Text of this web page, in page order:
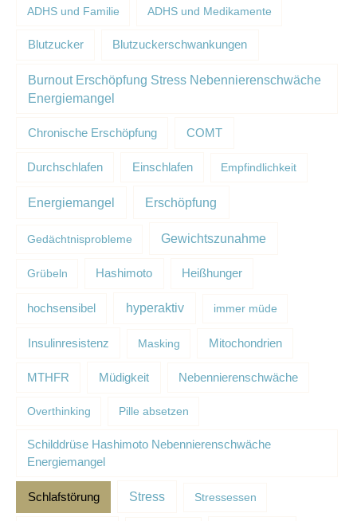
ADHS und Familie ADHS und Medikamente
Blutzucker Blutzuckerschwankungen
Burnout Erschöpfung Stress Nebennierenschwäche
Energiemangel
Chronische Erschöpfung COMT
Durchschlafen Einschlafen Empfindlichkeit
Energiemangel Erschöpfung
Gedächtnisprobleme Gewichtszunahme
Grübeln Hashimoto Heißhunger
hochsensibel hyperaktiv immer müde
Insulinresistenz Masking Mitochondrien
MTHFR Müdigkeit Nebennierenschwäche
Overthinking Pille absetzen
Schilddrüse Hashimoto Nebennierenschwäche
Energiemangel
Schlafstörung Stress Stressessen